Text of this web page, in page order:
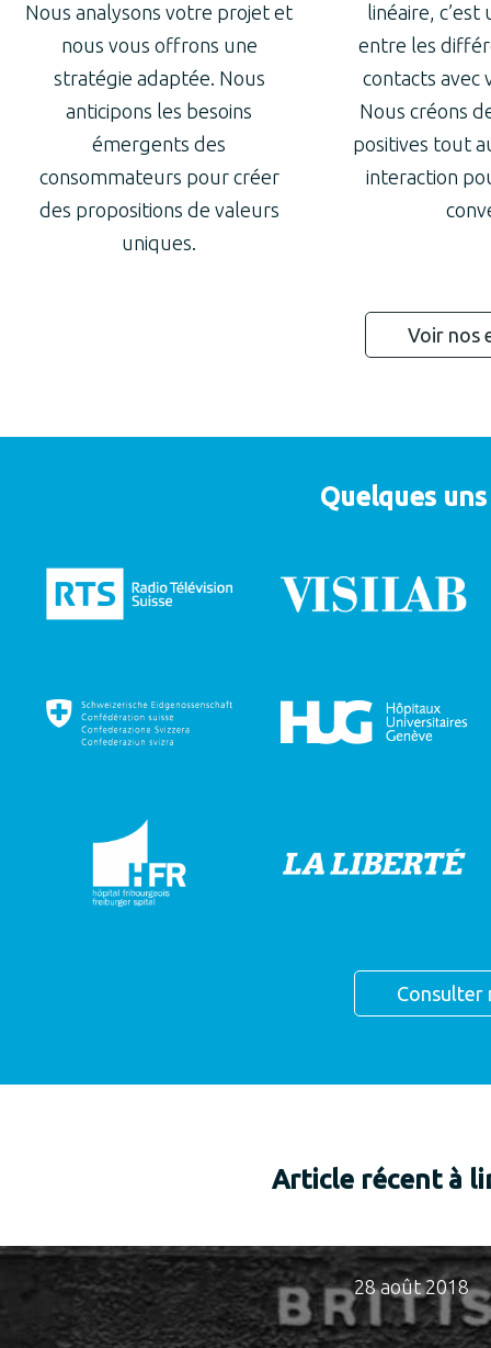
Nous analysons votre projet et
nous vous offrons une
stratégie adaptée. Nous
anticipons les besoins
émergents des
consommateurs pour créer
des propositions de valeurs
uniques.
linéaire,
entre les
contacts avec
Nous créons
positives tout
interaction
Voir nos
Quelques
Consulter
Article récent à
28 août 2018